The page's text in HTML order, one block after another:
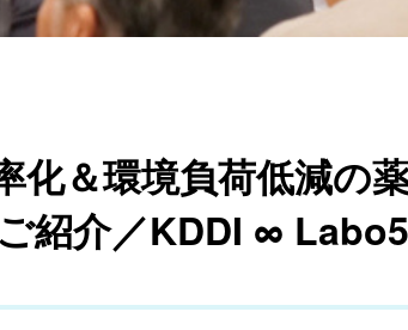
化＆環境負荷低減の
紹介／KDDI ∞